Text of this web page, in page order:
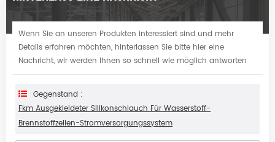
Wenn Sie an unseren Produkten interessiert sind und mehr
Details erfahren möchten, hinterlassen Sie bitte hier eine
Nachricht, wir werden Ihnen so schnell wie möglich antworten
Gegenstand :
Fkm Ausgekleideter Silikonschlauch Für Wasserstoff-
Brennstoffzellen-Stromversorgungssystem